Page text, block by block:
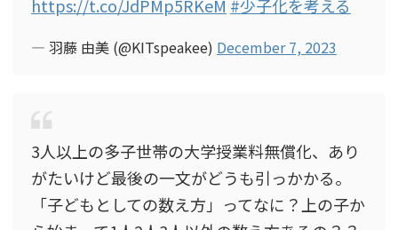
https://t.co/JdPMp5RKeM #少子化を考える
— 羽藤 由美 (@KITspeakee) December 7, 2023
3人以上の多子世帯の大学授業料無償化、あり
がたいけど最後の一文がどうも引っかかる。
「子どもとしての数え方」ってなに？上の子か